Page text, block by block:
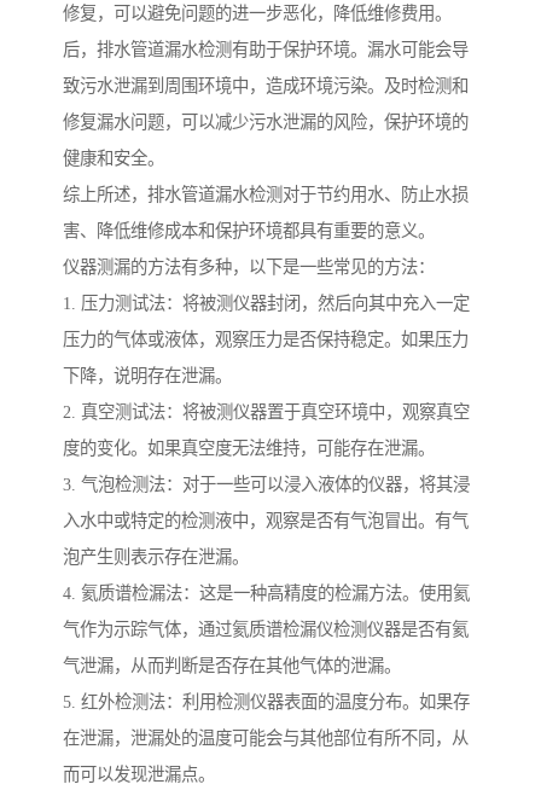
修复，可以避免问题的进一步恶化，降低维修费用。
后，排水管道漏水检测有助于保护环境。漏水可能会导
致污水泄漏到周围环境中，造成环境污染。及时检测和
修复漏水问题，可以减少污水泄漏的风险，保护环境的
健康和安全。
综上所述，排水管道漏水检测对于节约用水、防止水损
害、降低维修成本和保护环境都具有重要的意义。
仪器测漏的方法有多种，以下是一些常见的方法：
1. 压力测试法：将被测仪器封闭，然后向其中充入一定
压力的气体或液体，观察压力是否保持稳定。如果压力
下降，说明存在泄漏。
2. 真空测试法：将被测仪器置于真空环境中，观察真空
度的变化。如果真空度无法维持，可能存在泄漏。
3. 气泡检测法：对于一些可以浸入液体的仪器，将其浸
入水中或特定的检测液中，观察是否有气泡冒出。有气
泡产生则表示存在泄漏。
4. 氦质谱检漏法：这是一种高精度的检漏方法。使用氦
气作为示踪气体，通过氦质谱检漏仪检测仪器是否有氦
气泄漏，从而判断是否存在其他气体的泄漏。
5. 红外检测法：利用检测仪器表面的温度分布。如果存
在泄漏，泄漏处的温度可能会与其他部位有所不同，从
而可以发现泄漏点。